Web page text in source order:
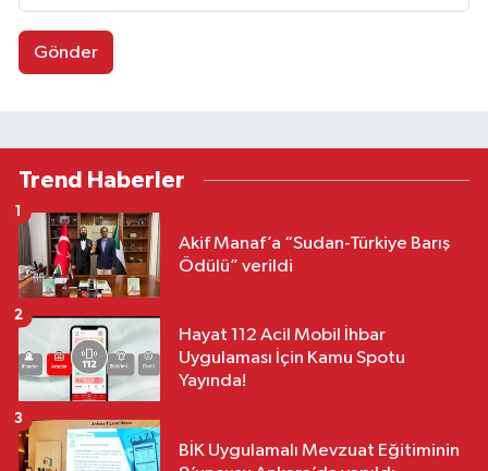
Gönder
Trend Haberler
Akif Manaf’a “Sudan-Türkiye Barış
Ödülü” verildi
1
Hayat 112 Acil Mobil İhbar
Uygulaması İçin Kamu Spotu
Yayında!
2
BİK Uygulamalı Mevzuat Eğitiminin
3